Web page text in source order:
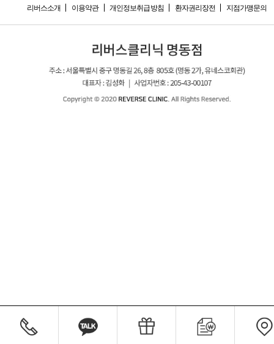
리버스소개 이용약관 개인정보취급방침 환자권리장전 지점가맹문의